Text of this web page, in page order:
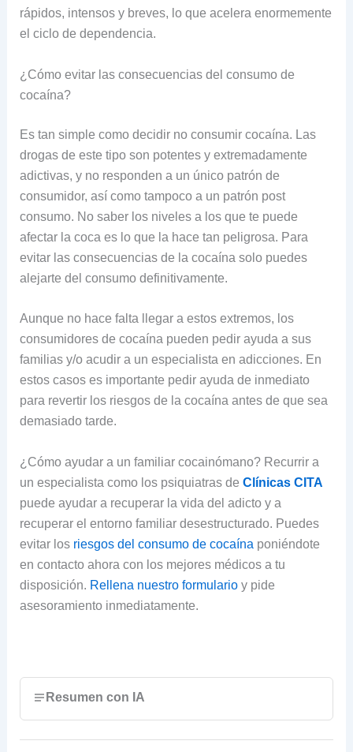
rápidos, intensos y breves, lo que acelera enormemente
el ciclo de dependencia.
¿Cómo evitar las consecuencias del consumo de
cocaína?
Es tan simple como decidir no consumir cocaína. Las
drogas de este tipo son potentes y extremadamente
adictivas, y no responden a un único patrón de
consumidor, así como tampoco a un patrón post
consumo. No saber los niveles a los que te puede
afectar la coca es lo que la hace tan peligrosa. Para
evitar las consecuencias de la cocaína solo puedes
alejarte del consumo definitivamente.
Aunque no hace falta llegar a estos extremos, los
consumidores de cocaína pueden pedir ayuda a sus
familias y/o acudir a un especialista en adicciones. En
estos casos es importante pedir ayuda de inmediato
para revertir los riesgos de la cocaína antes de que sea
demasiado tarde.
¿Cómo ayudar a un familiar cocainómano? Recurrir a
un especialista como los psiquiatras de Clínicas CITA
puede ayudar a recuperar la vida del adicto y a
recuperar el entorno familiar desestructurado. Puedes
evitar los riesgos del consumo de cocaína poniéndote
en contacto ahora con los mejores médicos a tu
disposición. Rellena nuestro formularioy pide
asesoramiento inmediatamente.
Resumen con IA